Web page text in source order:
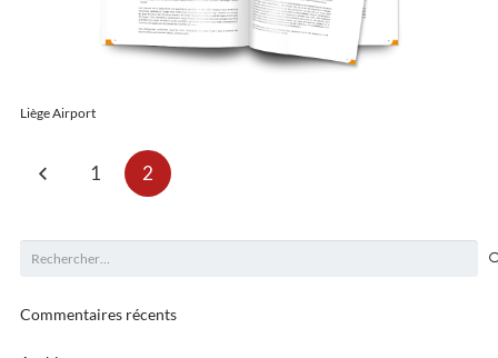
Liège Airport
1 2
Commentaires récents